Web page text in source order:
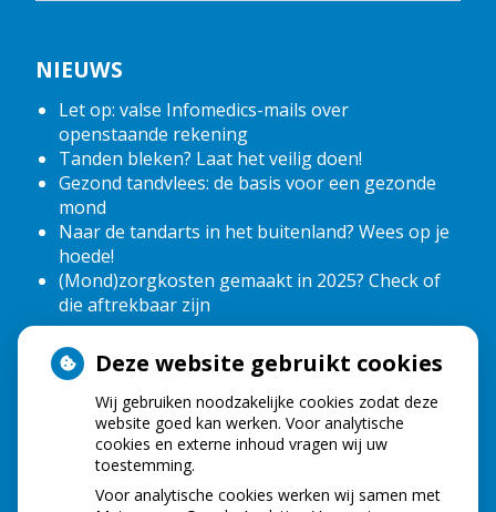
NIEUWS
Let op: valse Infomedics-mails over
openstaande rekening
Tanden bleken? Laat het veilig doen!
Gezond tandvlees: de basis voor een gezonde
mond
Naar de tandarts in het buitenland? Wees op je
hoede!
(Mond)zorgkosten gemaakt in 2025? Check of
die aftrekbaar zijn
HOE GEZOND IS JE MOND?
Deze website gebruikt cookies
Wij gebruiken noodzakelijke cookies zodat deze
website goed kan werken. Voor analytische
cookies en externe inhoud vragen wij uw
toestemming.
Voor analytische cookies werken wij samen met